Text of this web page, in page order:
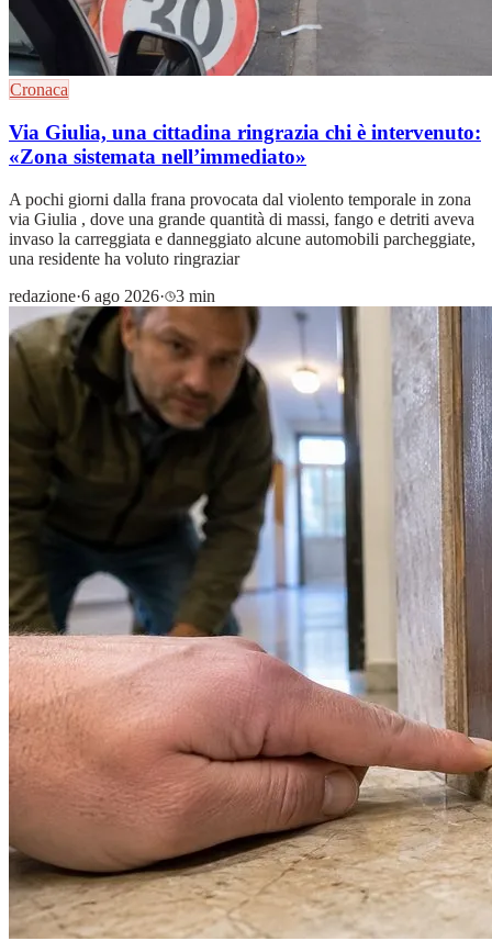
Cronaca
Via Giulia, una cittadina ringrazia chi è intervenuto:
«Zona sistemata nell’immediato»
A pochi giorni dalla frana provocata dal violento temporale in zona
via Giulia , dove una grande quantità di massi, fango e detriti aveva
invaso la carreggiata e danneggiato alcune automobili parcheggiate,
una residente ha voluto ringraziar
redazione·6 ago 2026· 3 min